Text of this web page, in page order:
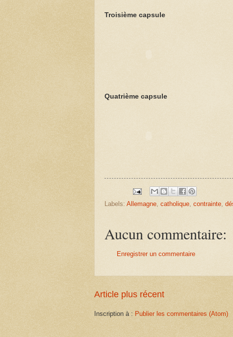
Troisième capsule
Quatrième capsule
Labels: Allemagne, catholique, contrainte,
Aucun commentaire:
Enregistrer un commentaire
Article plus récent
Inscription à : Publier les commentaires (Atom)